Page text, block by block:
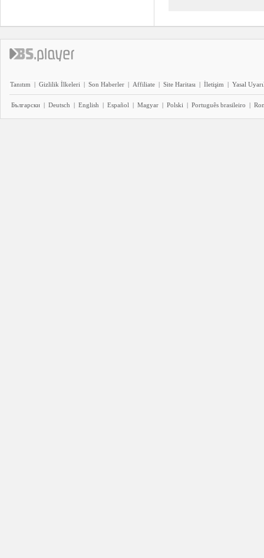
Tanıtım | Gizlilik İlkeleri | Son Haberler | Affiliate | Site Haritası | İletişim | Yasal
Български | Deutsch | English | Español | Magyar | Polski | Português brasileiro |